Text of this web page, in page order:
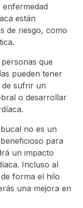
están
de riesgo, como
que
pueden tener
de sufrir un
o desarrollar
no es un
para
un impacto
Incluso al
forma el hilo
una mejora en